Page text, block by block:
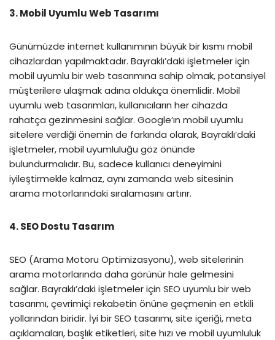
3. Mobil Uyumlu Web Tasarımı
Günümüzde internet kullanımının büyük bir kısmı mobil
cihazlardan yapılmaktadır. Bayraklı’daki işletmeler için
mobil uyumlu bir web tasarımına sahip olmak, potansiyel
müşterilere ulaşmak adına oldukça önemlidir. Mobil
uyumlu web tasarımları, kullanıcıların her cihazda
rahatça gezinmesini sağlar. Google’ın mobil uyumlu
sitelere verdiği önemin de farkında olarak, Bayraklı’daki
işletmeler, mobil uyumluluğu göz önünde
bulundurmalıdır. Bu, sadece kullanıcı deneyimini
iyileştirmekle kalmaz, aynı zamanda web sitesinin
arama motorlarındaki sıralamasını artırır.
4. SEO Dostu Tasarım
SEO (Arama Motoru Optimizasyonu), web sitelerinin
arama motorlarında daha görünür hale gelmesini
sağlar. Bayraklı’daki işletmeler için SEO uyumlu bir web
tasarımı, çevrimiçi rekabetin önüne geçmenin en etkili
yollarından biridir. İyi bir SEO tasarımı, site içeriği, meta
açıklamaları, başlık etiketleri, site hızı ve mobil uyumluluk